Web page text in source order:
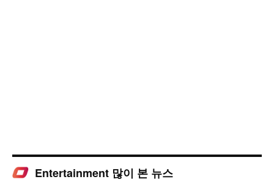
Entertainment 많이 본 뉴스